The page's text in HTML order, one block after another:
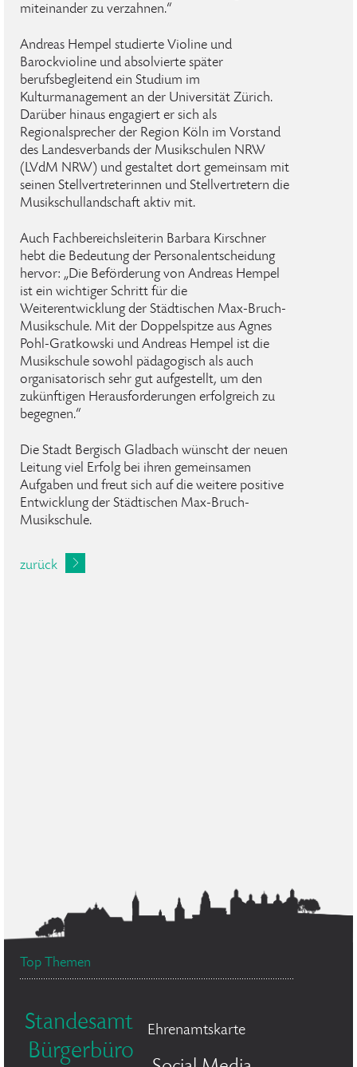
miteinander zu verzahnen.“
Andreas Hempel studierte Violine und
Barockvioline und absolvierte später
berufsbegleitend ein Studium im
Kulturmanagement an der Universität Zürich.
Darüber hinaus engagiert er sich als
Regionalsprecher der Region Köln im Vorstand
des Landesverbands der Musikschulen NRW
(LVdM NRW) und gestaltet dort gemeinsam mit
seinen Stellvertreterinnen und Stellvertretern die
Musikschullandschaft aktiv mit.
Auch Fachbereichsleiterin Barbara Kirschner
hebt die Bedeutung der Personalentscheidung
hervor: „Die Beförderung von Andreas Hempel
ist ein wichtiger Schritt für die
Weiterentwicklung der Städtischen Max-Bruch-
Musikschule. Mit der Doppelspitze aus Agnes
Pohl-Gratkowski und Andreas Hempel ist die
Musikschule sowohl pädagogisch als auch
organisatorisch sehr gut aufgestellt, um den
zukünftigen Herausforderungen erfolgreich zu
begegnen.“
Die Stadt Bergisch Gladbach wünscht der neuen
Leitung viel Erfolg bei ihren gemeinsamen
Aufgaben und freut sich auf die weitere positive
Entwicklung der Städtischen Max-Bruch-
Musikschule.
zurück
Top Themen
Standesamt Ehrenamtskarte
Bürgerbüro